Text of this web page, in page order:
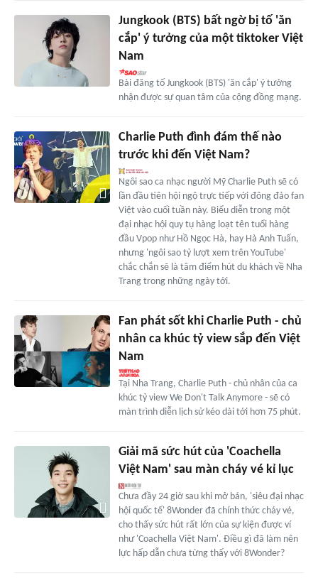
Jungkook (BTS) bất ngờ bị tố 'ăn
cắp' ý tưởng của một tiktoker Việt
Nam
Bài đăng tố Jungkook (BTS) 'ăn cắp' ý tưởng
nhận được sự quan tâm của cộng đồng mạng.
Charlie Puth đình đám thế nào
trước khi đến Việt Nam?
Ngôi sao ca nhạc người Mỹ Charlie Puth sẽ có
lần đầu tiên hội ngộ trực tiếp với đông đảo fan
Việt vào cuối tuần này. Biểu diễn trong một
đại nhạc hội quy tụ hàng loạt tên tuổi hàng
đầu Vpop như Hồ Ngọc Hà, hay Hà Anh Tuấn,
nhưng 'ngôi sao tỷ lượt xem trên YouTube'
chắc chắn sẽ là tâm điểm hút du khách về Nha
Trang trong những ngày tới.
Fan phát sốt khi Charlie Puth - chủ
nhân ca khúc tỷ view sắp đến Việt
Nam
Tại Nha Trang, Charlie Puth - chủ nhân của ca
khúc tỷ view We Don't Talk Anymore - sẽ có
màn trình diễn lịch sử kéo dài tới hơn 75 phút.
Giải mã sức hút của 'Coachella
Việt Nam' sau màn cháy vé kỉ lục
Chưa đầy 24 giờ sau khi mở bán, 'siêu đại nhạc
hội quốc tế' 8Wonder đã chính thức cháy vé,
cho thấy sức hút rất lớn của sự kiện được ví
như 'Coachella Việt Nam'. Điều gì đã làm nên
lực hấp dẫn chưa từng thấy với 8Wonder?